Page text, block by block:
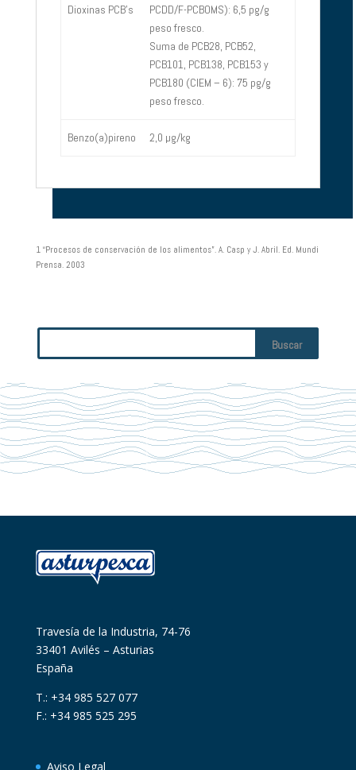
Dioxinas PCB’s
PCDD/F-PCBOMS): 6,5 pg/g
peso fresco.
Suma de PCB28, PCB52,
PCB101, PCB138, PCB153 y
PCB180 (CIEM – 6): 75 pg/g
peso fresco.
Benzo(a)pireno 2,0 µg/kg
1 “Procesos de conservación de los alimentos”. A. Casp y J. Abril. Ed. Mundi
Prensa. 2003
Travesía de la Industria, 74-76
33401 Avilés – Asturias
España
T.: +34 985 527 077
F.: +34 985 525 295
Aviso Legal